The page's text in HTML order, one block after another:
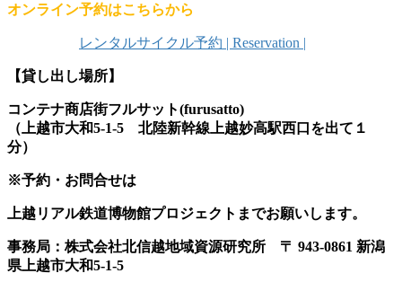
オンライン予約はこちらから
レンタルサイクル予約 | Reservation |
【貸し出し場所】
コンテナ商店街フルサット(furusatto)
（上越市大和5‐1‐5 北陸新幹線上越妙高駅西口を出て１
分）
※予約・お問合せは
上越リアル鉄道博物館プロジェクトまでお願いします。
事務局：株式会社北信越地域資源研究所
〒 943-0861 新潟
県上越市大和5-1-5